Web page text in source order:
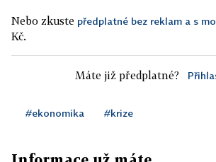
Nebo zkuste předplatné bez reklam a s
Kč.
Máte již předplatné?
#ekonomika #krize